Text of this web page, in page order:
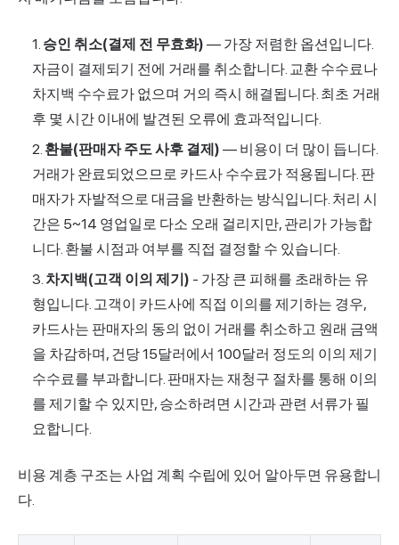
승인 취소(결제 전 무효화) — 가장 저렴한 옵션입니다.
자금이 결제되기 전에 거래를 취소합니다. 교환 수수료나
차지백 수수료가 없으며 거의 즉시 해결됩니다. 최초 거래
후 몇 시간 이내에 발견된 오류에 효과적입니다.
환불(판매자 주도 사후 결제) — 비용이 더 많이 듭니다.
거래가 완료되었으므로 카드사 수수료가 적용됩니다. 판
매자가 자발적으로 대금을 반환하는 방식입니다. 처리 시
간은 5~14 영업일로 다소 오래 걸리지만, 관리가 가능합
니다. 환불 시점과 여부를 직접 결정할 수 있습니다.
차지백(고객 이의 제기) - 가장 큰 피해를 초래하는 유
형입니다. 고객이 카드사에 직접 이의를 제기하는 경우,
카드사는 판매자의 동의 없이 거래를 취소하고 원래 금액
을 차감하며, 건당 15달러에서 100달러 정도의 이의 제기
수수료를 부과합니다. 판매자는 재청구 절차를 통해 이의
를 제기할 수 있지만, 승소하려면 시간과 관련 서류가 필
요합니다.
비용 계층 구조는 사업 계획 수립에 있어 알아두면 유용합니
다.